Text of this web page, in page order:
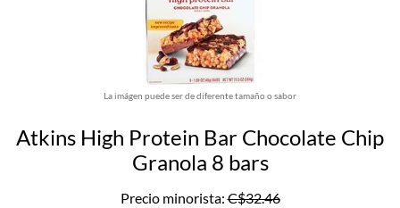
La imágen puede ser de diferente tamaño o sabor
Atkins High Protein Bar Chocolate Chip
Granola 8 bars
Precio minorista:C$32.46